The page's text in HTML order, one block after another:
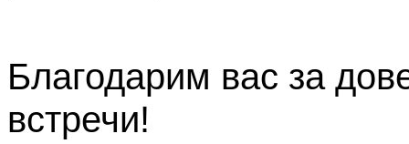
Благодарим вас за
встречи!